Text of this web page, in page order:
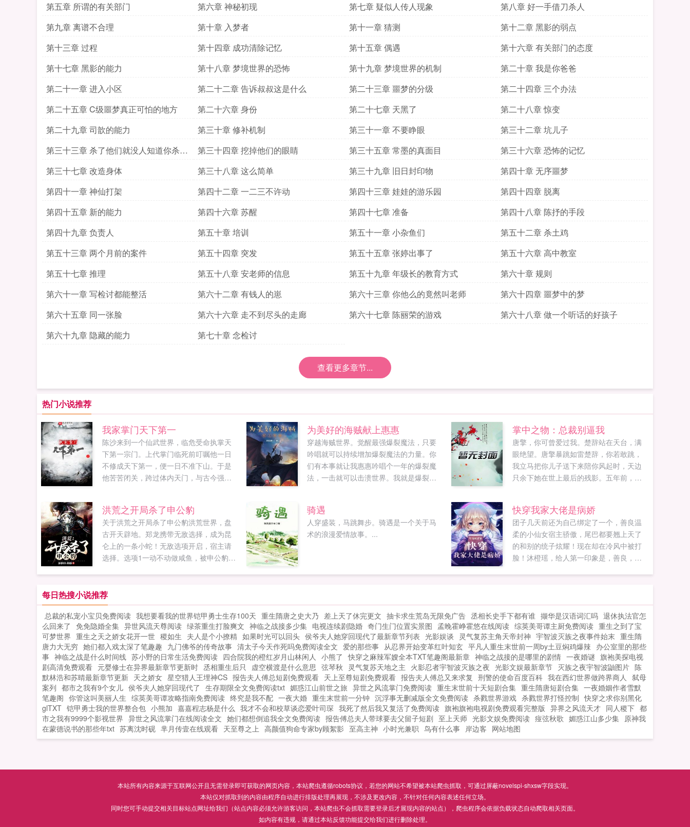
第五章 所谓的有关部门
第六章 神秘初现 第七章 疑似人传人现象
第八章 好一手借刀杀人
第九章 离谱不合理
第十章 入梦者 第十一章 猜测
第十二章 黑影的弱点
第十三章 过程
第十四章 成功清除记忆 第十五章 偶遇
第十六章 有关部门的态度
第十七章 黑影的能力
第十八章 梦境世界的恐怖 第十九章 梦境世界的机制
第二十章 我是你爸爸
第二十一章 进入小区
第二十二章 告诉叔叔这是什么 第二十三章 噩梦的分级
第二十四章 三个办法
第二十五章 C级噩梦真正可怕的地方
第二十六章 身份 第二十七章 天黑了
第二十八章 惊变
第二十九章 司歆的能力
第三十章 修补机制 第三十一章 不要睁眼
第三十二章 坑儿子
第三十三章 杀了他们就没人知道你杀人
了
第三十四章 挖掉他们的眼睛 第三十五章 常墨的真面目
第三十六章 恐怖的记忆
第三十七章 改造身体
第三十八章 这么简单 第三十九章 旧日封印物
第四十章 无序噩梦
第四十一章 神仙打架
第四十二章 一二三不许动 第四十三章 娃娃的游乐园
第四十四章 脱离
第四十五章 新的能力
第四十六章 苏醒 第四十七章 准备
第四十八章 陈抒的手段
第四十九章 负责人
第五十章 培训 第五十一章 小杂鱼们
第五十二章 杀土鸡
第五十三章 两个月前的案件
第五十四章 突发 第五十五章 张婷出事了
第五十六章 高中教室
第五十七章 推理
第五十八章 安老师的信息 第五十九章 年级长的教育方式
第六十章 规则
第六十一章 写检讨都能整活
第六十二章 有钱人的崽 第六十三章 你他么的竟然叫老师
第六十四章 噩梦中的梦
第六十五章 同一张脸
第六十六章 走不到尽头的走廊 第六十七章 陈丽荣的游戏
第六十八章 做一个听话的好孩子
第六十九章 隐藏的能力
第七十章 念检讨
查看更多章节...
热门小说推荐
我家掌门天下第一
陈沙来到一个仙武世界，临危受命执掌天
下第一宗门。上代掌门临死前叮嘱他一日
不修成天下第一，便一日不准下山。于是
他苦苦闭关，跨过体内天门，与古今强手
纪元，任神魔回归，仙佛住世，远古的大
能，古神纷纷出现。不管时代如何变化，
他竟一直都是天...
为美好的海贼献上惠惠
穿越海贼世界。觉醒最强爆裂魔法，只要
吟唱就可以持续增加爆裂魔法的力量。你
们有本事就让我惠惠吟唱个一年的爆裂魔
法，一击就可以击溃世界。我就是爆裂海
掌中之物：总裁别逼我
唐擎，你可曾爱过我。楚辞站在天台，满
眼绝望。唐擎暴跳如雷楚辞，你若敢跳，
我立马把你儿子送下来陪你风起时，天边
只余下她在世上最后的残影。五年前，楚
月光回来。十指被废，脚踩碎玻璃，灌硝
酸。是她爱他的代价。唐擎，爱情很美，
当你伤我至深时，我选择放手。如果您喜
欢掌中之物总裁别逼我，别忘记分享给朋
友...
洪荒之开局杀了申公豹
关于洪荒之开局杀了申公豹洪荒世界，盘
古开天辟地。郑龙携带无敌选择，成为昆
仑上的一条小蛇！无敌选项开启，宿主请
选择。选项1一动不动做咸鱼，被申公豹踩
击，击杀申公豹，奖励五行真始诀这是一
条小蛇，携带无敌选择系统，最终化作真
龙，傲视洪荒的故事。巫妖争霸我无敌，
封神劫中傲四方。百家争鸣我为主，西游
路...
骑遇
人穿盛装，马跳舞步。骑遇是一个关于马
术的浪漫爱情故事。...
快穿我家大佬是病娇
团子几天前还为自己绑定了一个，善良温
柔的小仙女宿主骄傲，尾巴都要翘上天了
的和别的统子炫耀！现在却在冷风中被打
脸！沐橙瑶，给人第一印象是，善良，温
主，手撕厉鬼脚踩人渣，震惊所有人！被
威胁的奶团子，总结了个经验！遇到这大
佬，最好的办法是跑，赶紧跑，撒了腿的
跑！不要向它一样，跑不了，只能咬着小
手帕，在冷风中默默流泪！还要为自家病
娇大佬操碎了心！不过当自家病娇大佬，
遇到了冰山雪莲，虽然也是个黑心的，不
过还挺甜的。改变不了现实的团子开始默
默磕CP（有男主，女主病娇占有欲极强！
双洁，男主不会喜欢别人）如果您喜欢快
穿我家大佬是病娇，别忘记分享给朋友...
每日热搜小说推荐
总裁的私宠小宝贝免费阅读 我想要看我的世界铠甲勇士生存100天 重生隋唐之史大乃 差上天了休完更文 抽卡求生荒岛无限免广告 丞相长史手下都有谁 撷华是汉语词汇吗 退休执法官怎
么回来了 免免隐婚全集 异世风流天尊阅读 绿茶重生打脸爽文 神临之战接多少集 电视连续剧隐婚 奇门生门位置实景图 孟晚霍峥霍悠在线阅读 综英美哥谭主厨免费阅读 重生之到了宝
可梦世界 重生之天之娇女花开一世 稷如生 夫人是个小撩精 如果时光可以回头 侯爷夫人她穿回现代了最新章节列表 光影娱谈 灵气复苏主角天帝封神 宇智波灭族之夜事件始末 重生隋
唐力大无穷 她们都入戏太深了笔趣趣 九门佛爷的传奇故事 清太子今天作死吗免费阅读全文 爱的那些事 从忍界开始变革红叶知玄 平凡人重生末世前一周by土豆焖鸡爆辣 办公室里的那些
事 神临之战是什么时间线 苏小野的日常生活免费阅读 四合院我的橙红岁月山林闲人 小熊了 快穿之麻辣军嫂全本TXT笔趣阁最新章 神临之战接的是哪里的剧情 一夜婚谜 旗袍美探电视
剧高清免费观看 元婴修士在异界最新章节更新时 丞相重生后只 虚空横渡是什么意思 弦琴秋 灵气复苏天地之主 火影忍者宇智波灭族之夜 光影文娱最新章节 灭族之夜宇智波鼬图片 陈
默林浩和苏晴最新章节更新 天之娇女 星空猎人王埋神CS 报告夫人傅总短剧免费观看 天上至尊短剧免费观看 报告夫人傅总又来求复 刑警的使命百度百科 我在西幻世界做跨界商人 弑母
案列 都市之我有9个女儿 侯爷夫人她穿回现代了 生存期限全文免费阅读txt 媚惑江山前世之旅 异世之风流掌门免费阅读 重生末世前十天短剧合集 重生隋唐短剧合集 一夜婚姻作者雪默
笔趣阁 你管这叫美丽人生 综英美哥谭攻略指南免费阅读 终究是我不配 一夜大婚 重生末世前一分钟 沉浮事无删减版全文免费阅读 杀戮世界游戏 杀戮世界打怪控制 快穿之求你别黑化
glTXT 铠甲勇士我的世界整合包 小熊加 嘉嘉程志杨是什么 我才不会和校草谈恋爱叶司琛 我死了然后我又复活了免费阅读 旗袍旗袍电视剧免费观看完整版 异界之风流天才 同人稷下 都
市之我有9999个影视世界 异世之风流掌门在线阅读全文 她们都想倒追我全文免费阅读 报告傅总夫人带球要去父留子短剧 至上天师 光影文娱免费阅读 痖弦秋歌 媚惑江山多少集 原神我
在蒙德说书的那些年txt 苏离沈时砚 芈月传壹在线观看 天至尊之上 高颜值狗命专家by顾絮影 至高主神 小时光兼职 鸟有什么事 岸边客 网站地图
本站所有内容来源于互联网公开且无需登录即可获取的网页内容，本站爬虫遵循robots协议，若您的网站不希望被本站爬虫抓取，可通过屏蔽novelspi-shxsw字段实现。
本站仅对抓取到的内容由程序自动进行排版处理再展现，不涉及更改内容，不针对任何内容表述任何立场。
同时您可手动提交相关目标站点网址给我们（站点内容必须允许游客访问，本站爬虫不会抓取需要登录后才展现内容的站点），爬虫程序会依据负载状态自动爬取相关页面。
如内容有违规，请通过本站反馈功能提交给我们进行删除处理。